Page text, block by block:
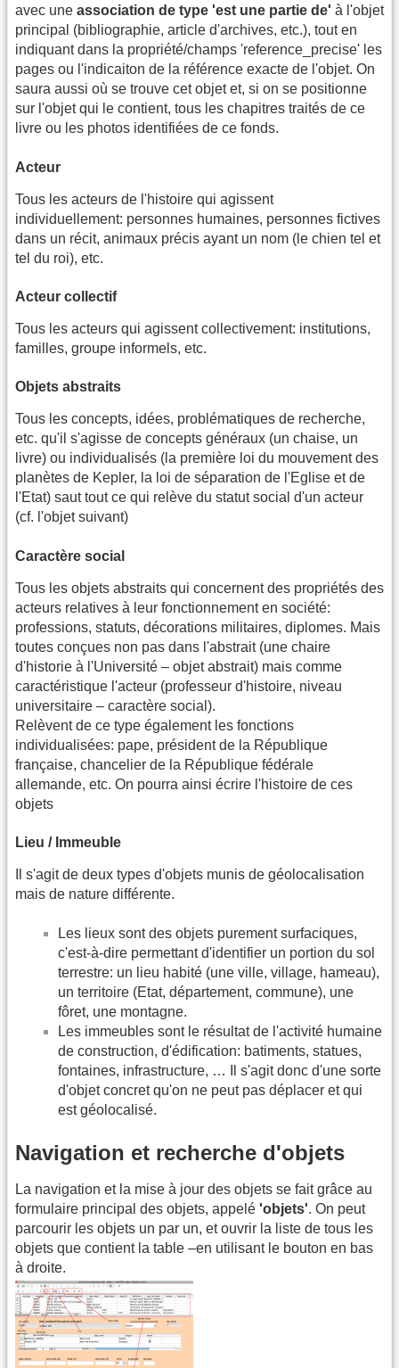
avec une association de type 'est une partie de' à l'objet
principal (bibliographie, article d'archives, etc.), tout en
indiquant dans la propriété/champs 'reference_precise' les
pages ou l'indicaiton de la référence exacte de l'objet. On
saura aussi où se trouve cet objet et, si on se positionne
sur l'objet qui le contient, tous les chapitres traités de ce
livre ou les photos identifiées de ce fonds.
Acteur
Tous les acteurs de l'histoire qui agissent
individuellement: personnes humaines, personnes fictives
dans un récit, animaux précis ayant un nom (le chien tel et
tel du roi), etc.
Acteur collectif
Tous les acteurs qui agissent collectivement: institutions,
familles, groupe informels, etc.
Objets abstraits
Tous les concepts, idées, problématiques de recherche,
etc. qu'il s'agisse de concepts généraux (un chaise, un
livre) ou individualisés (la première loi du mouvement des
planètes de Kepler, la loi de séparation de l'Eglise et de
l'Etat) saut tout ce qui relève du statut social d'un acteur
(cf. l'objet suivant)
Caractère social
Tous les objets abstraits qui concernent des propriétés des
acteurs relatives à leur fonctionnement en société:
professions, statuts, décorations militaires, diplomes. Mais
toutes conçues non pas dans l'abstrait (une chaire
d'historie à l'Université – objet abstrait) mais comme
caractéristique l'acteur (professeur d'histoire, niveau
universitaire – caractère social).
Relèvent de ce type également les fonctions
individualisées: pape, président de la République
française, chancelier de la République fédérale
allemande, etc. On pourra ainsi écrire l'histoire de ces
objets
Lieu / Immeuble
Il s'agit de deux types d'objets munis de géolocalisation
mais de nature différente.
Les lieux sont des objets purement surfaciques,
c'est-à-dire permettant d'identifier un portion du sol
terrestre: un lieu habité (une ville, village, hameau),
un territoire (Etat, département, commune), une
fôret, une montagne.
Les immeubles sont le résultat de l'activité humaine
de construction, d'édification: batiments, statues,
fontaines, infrastructure, … Il s'agit donc d'une sorte
d'objet concret qu'on ne peut pas déplacer et qui
est géolocalisé.
Navigation et recherche d'objets
La navigation et la mise à jour des objets se fait grâce au
formulaire principal des objets, appelé 'objets'. On peut
parcourir les objets un par un, et ouvrir la liste de tous les
objets que contient la table –en utilisant le bouton en bas
à droite.